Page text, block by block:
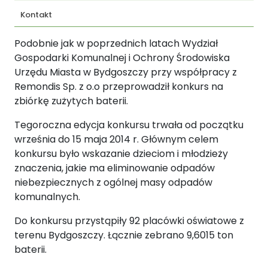
Kontakt
Podobnie jak w poprzednich latach Wydział
Gospodarki Komunalnej i Ochrony Środowiska
Urzędu Miasta w Bydgoszczy przy współpracy z
Remondis Sp. z o.o przeprowadził konkurs na
zbiórkę zużytych baterii.
Tegoroczna edycja konkursu trwała od początku
września do 15 maja 2014 r. Głównym celem
konkursu było wskazanie dzieciom i młodzieży
znaczenia, jakie ma eliminowanie odpadów
niebezpiecznych z ogólnej masy odpadów
komunalnych.
Do konkursu przystąpiły 92 placówki oświatowe z
terenu Bydgoszczy. Łącznie zebrano 9,6015 ton
baterii.